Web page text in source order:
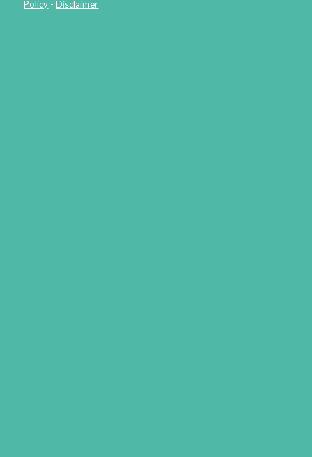
Policy -Disclaimer